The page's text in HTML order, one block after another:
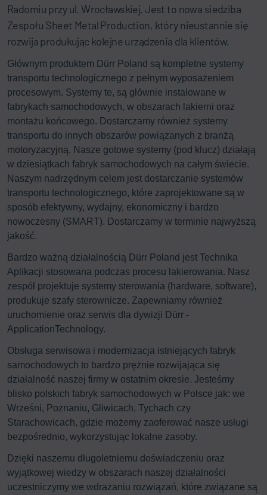
Radomiu przy ul. Wrocławskiej. Jest to nowa siedziba
Zespołu Sheet Metal Production, który nieustannie się
rozwija produkując kolejne urządzenia dla klientów.
Głównym produktem Dürr Poland są kompletne systemy
transportu technologicznego z pełnym wyposażeniem
procesowym. Systemy te, są głównie instalowane w
fabrykach samochodowych, w obszarach lakierni oraz
montażu końcowego. Dostarczamy również systemy
transportu do innych obszarów powiązanych z branżą
motoryzacyjną. Nasze gotowe systemy (pod klucz) działają
w dziesiątkach fabryk samochodowych na całym świecie.
Naszym nadrzędnym celem jest dostarczanie systemów
transportu technologicznego, które zaprojektowane są w
sposób efektywny, wydajny, ekonomiczny i bardzo
nowoczesny (SMART). Dostarczamy w terminie najwyższą
jakość.
Bardzo ważną działalnością Dürr Poland jest Technika
Aplikacji stosowana podczas procesu lakierowania. Nasz
zespół projektuje systemy sterowania (hardware, software),
produkuje szafy sterownicze. Zapewniamy również
uruchomienie oraz serwis dla dywizji Dürr -
ApplicationTechnology.
Obsługa serwisowa i modernizacja istniejących fabryk
samochodowych to bardzo prężnie rozwijająca się
działalność naszej firmy w ostatnim okresie. Jesteśmy
blisko polskich fabryk samochodowych w Polsce jak: we
Wrześni, Poznaniu, Gliwicach, Tychach czy
Starachowicach, gdzie możemy zaoferować nasze usługi
bezpośrednio, wykorzystując lokalne zasoby.
Dzięki naszemu długoletniemu doświadczeniu oraz
wyjątkowej wiedzy w obszarach naszej działalności
uczestniczymy we wdrażaniu rozwiązań, które związane są